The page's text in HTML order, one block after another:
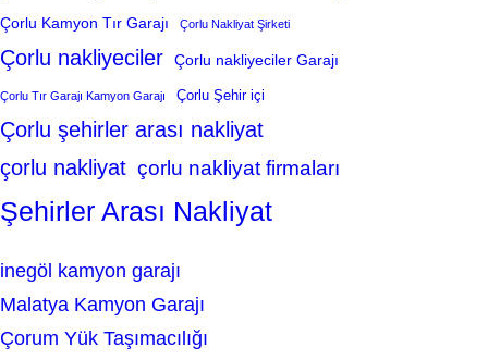
Çorlu Kamyon Tır Garajı Çorlu Nakliyat Şirketi
Çorlu nakliyeciler Çorlu nakliyeciler Garajı
Çorlu Tır Garajı Kamyon Garajı Çorlu Şehir içi
Çorlu şehirler arası nakliyat
çorlu nakliyat çorlu nakliyat firmaları
Şehirler Arası Nakliyat
inegöl kamyon garajı
Malatya Kamyon Garajı
Çorum Yük Taşımacılığı